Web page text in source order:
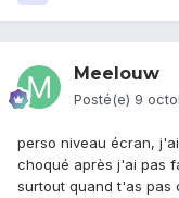
Meelouw
Posté(e) 9
perso niveau écran,
choqué après j'ai pas
surtout quand t'as pas